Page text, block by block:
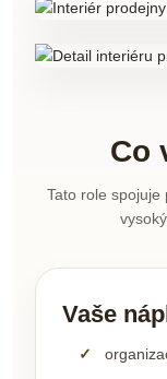
Co
Tato role
Vaše